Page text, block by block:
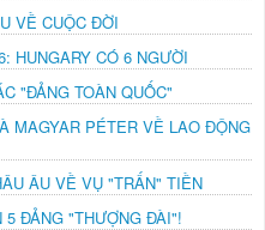
VỀ CUỘC ĐỜI
HUNGARY CÓ 6 NGƯỜI
"ĐẢNG TOÀN QUỐC"
MAGYAR PÉTER VỀ LAO ĐỘNG
ÂU VỀ VỤ "TRẤN" TIỀN
5 ĐẢNG "THƯỢNG ĐÀI"!